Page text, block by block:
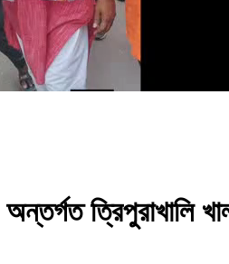
ত্রিপুরাখালি খাল